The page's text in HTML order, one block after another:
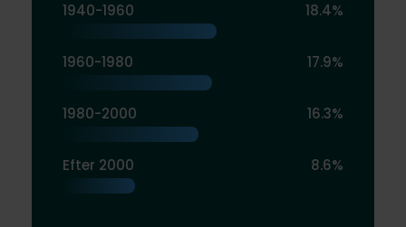
1940-1960 18.4%
1960-1980 17.9%
1980-2000 16.3%
Efter 2000 8.6%